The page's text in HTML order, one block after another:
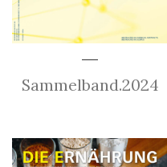
Sammelband.2024